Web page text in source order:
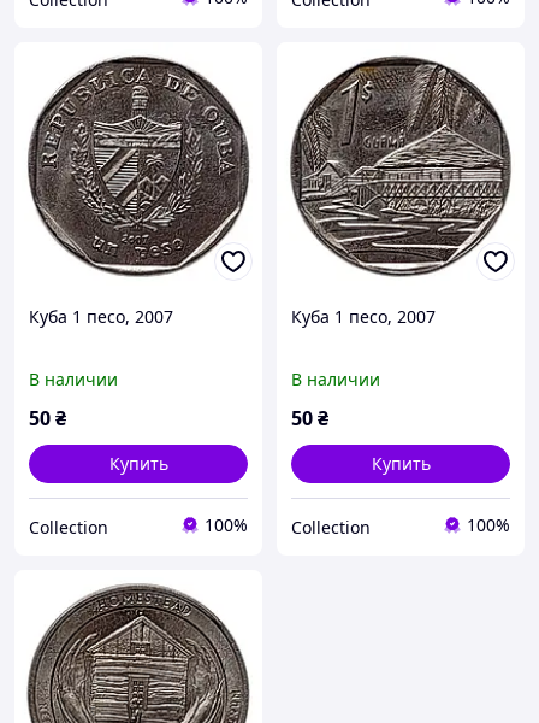
Куба 1 песо, 2007
В наличии
50₴
Купить
Collection 100%
Куба 1 песо, 2007
В наличии
50₴
Купить
Collection 100%